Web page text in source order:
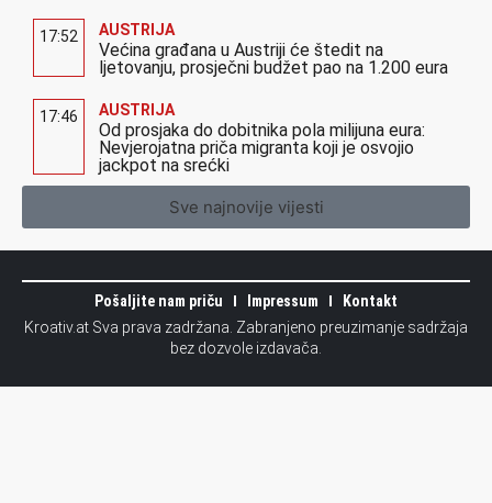
17:52 AUSTRIJA
Većina građana u Austriji će štedit na
ljetovanju, prosječni budžet pao na 1.200 eura
17:46 AUSTRIJA
Od prosjaka do dobitnika pola milijuna eura:
Nevjerojatna priča migranta koji je osvojio
jackpot na srećki
Sve najnovije vijesti
Pošaljite nam priču Impressum
Kontakt
Kroativ.at Sva prava zadržana. Zabranjeno preuzimanje sadržaja
bez dozvole izdavača.